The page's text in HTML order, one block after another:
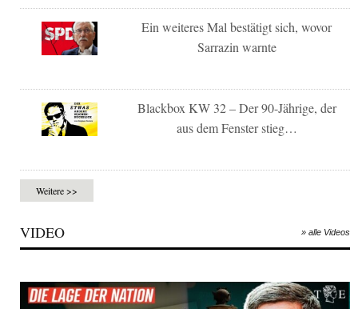
Ein weiteres Mal bestätigt sich, wovor
Sarrazin warnte
Blackbox KW 32 – Der 90-Jährige, der
aus dem Fenster stieg…
Weitere >>
VIDEO » alle Videos